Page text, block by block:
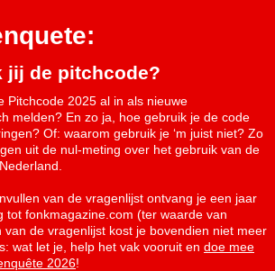
jij de pitchcode?
Pitchcode 2025 al in als nieuwe
melden? En zo ja, hoe gebruik je de code
Of: waarom gebruik je ‘m juist niet? Zo
uit de nul-meting over het gebruik van de
van de vragenlijst ontvang je een jaar
tot fonkmagazine.com (ter waarde van
van de vragenlijst kost je bovendien niet meer
wat let je, help het vak vooruit en doe mee
2026!